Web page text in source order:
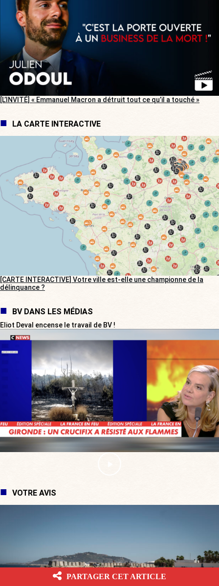
[L’INVITÉ] « Emmanuel Macron a détruit tout ce qu’il a touché »
LA CARTE INTERACTIVE
[CARTE INTERACTIVE] Votre ville est-elle une championne de la
délinquance ?
BV DANS LES MÉDIAS
Eliot Deval encense le travail de BV !
VOTRE AVIS
PARTAGER CET ARTICLE